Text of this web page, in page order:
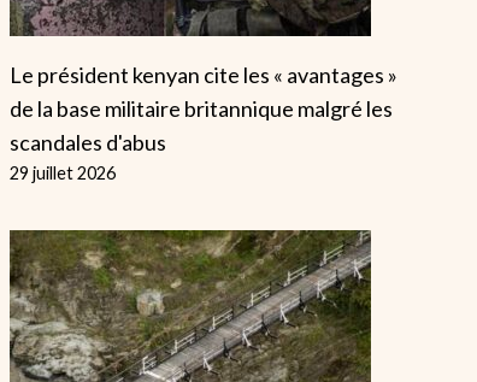
Le président kenyan cite les « avantages »
de la base militaire britannique malgré les
scandales d'abus
29 juillet 2026